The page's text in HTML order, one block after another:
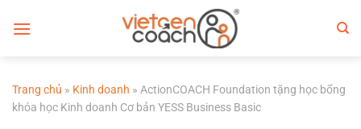
qua
Trang chủ » Kinh doanh » ActionCOACH Foundation tặng học bổng
khóa học Kinh doanh Cơ bản YESS Business Basic